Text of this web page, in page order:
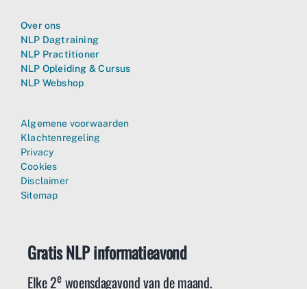
Over ons
NLP Dagtraining
NLP Practitioner
NLP Opleiding & Cursus
NLP Webshop
Algemene voorwaarden
Klachtenregeling
Privacy
Cookies
Disclaimer
Sitemap
Gratis NLP informatieavond
Elke 2ewoensdagavond van de maand.